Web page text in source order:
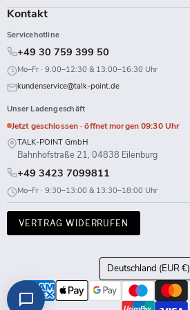
Kontakt
Servicehotline
+49 30 759 399 50
Mo–Fr · 9:00–12:30 & 13:00–16:30 Uhr
kundenservice@talk-point.de
Unser Ladengeschäft
Jetzt geschlossen · öffnet morgen 09:30 Uhr
TALK-POINT GmbH
Bahnhofstraße 21, 04838 Eilenburg
+49 3423 7099811
Mo–Fr · 9:30–13:00 & 13:30–18:00 Uhr
VERTRAG WIDERRUFEN
Land
Deutschland (EUR €)